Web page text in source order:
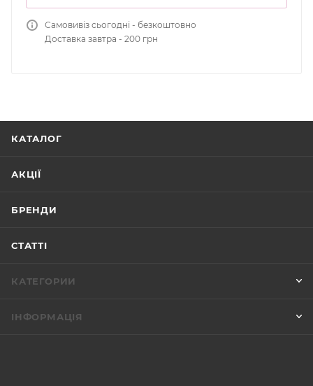
Самовивіз сьогодні - безкоштовно
Доставка завтра - 200 грн
КАТАЛОГ
АКЦІЇ
БРЕНДИ
СТАТТІ
КАТЕГОРИИ
ІНФОРМАЦІЯ